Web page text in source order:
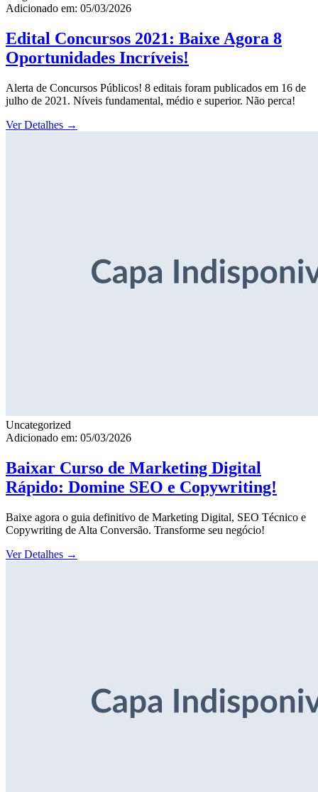
Adicionado em: 05/03/2026
Edital Concursos 2021: Baixe Agora 8
Oportunidades Incríveis!
Alerta de Concursos Públicos! 8 editais foram publicados em 16 de
julho de 2021. Níveis fundamental, médio e superior. Não perca!
Ver Detalhes →
Uncategorized
Adicionado em: 05/03/2026
Baixar Curso de Marketing Digital
Rápido: Domine SEO e Copywriting!
Baixe agora o guia definitivo de Marketing Digital, SEO Técnico e
Copywriting de Alta Conversão. Transforme seu negócio!
Ver Detalhes →